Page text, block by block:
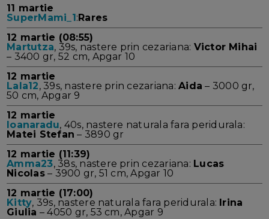
11 martie
SuperMami_1:Rares
12 martie (08:55)
Martutza, 39s, nastere prin cezariana: Victor Mihai
– 3400 gr, 52 cm, Apgar 10
12 martie
Lala12, 39s, nastere prin cezariana:Aida – 3000 gr,
50 cm, Apgar 9
12 martie
Ioanaradu, 40s, nastere naturala fara peridurala:
Matei Stefan – 3890 gr
12 martie (11:39)
Amma23, 38s, nastere prin cezariana: Lucas
Nicolas– 3900 gr, 51 cm, Apgar 10
12 martie (17:00)
Kitty, 39s, nastere naturala fara peridurala: Irina
Giulia – 4050 gr, 53 cm, Apgar 9